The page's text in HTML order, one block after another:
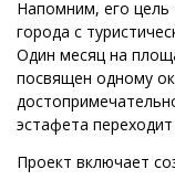
Напомним, его цель
города с
Один месяц на
посвящен одному
эстафета переходит
Проект включает